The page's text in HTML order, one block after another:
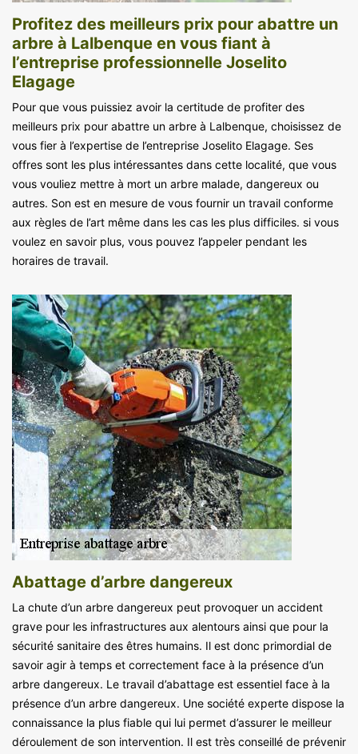
Profitez des meilleurs prix pour abattre un
arbre à Lalbenque en vous fiant à
l’entreprise professionnelle Joselito
Elagage
Pour que vous puissiez avoir la certitude de profiter des
meilleurs prix pour abattre un arbre à Lalbenque, choisissez de
vous fier à l’expertise de l’entreprise Joselito Elagage. Ses
offres sont les plus intéressantes dans cette localité, que vous
vous vouliez mettre à mort un arbre malade, dangereux ou
autres. Son est en mesure de vous fournir un travail conforme
aux règles de l’art même dans les cas les plus difficiles. si vous
voulez en savoir plus, vous pouvez l’appeler pendant les
horaires de travail.
Abattage d’arbre dangereux
La chute d’un arbre dangereux peut provoquer un accident
grave pour les infrastructures aux alentours ainsi que pour la
sécurité sanitaire des êtres humains. Il est donc primordial de
savoir agir à temps et correctement face à la présence d’un
arbre dangereux. Le travail d’abattage est essentiel face à la
présence d’un arbre dangereux. Une société experte dispose la
connaissance la plus fiable qui lui permet d’assurer le meilleur
déroulement de son intervention. Il est très conseillé de prévenir